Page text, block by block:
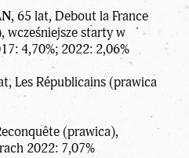
, 65 lat, Debout la France
wcześniejsze starty w
4,70%; 2022: 2,06%
Les Républicains (prawica
(prawica),
2022: 7,07%